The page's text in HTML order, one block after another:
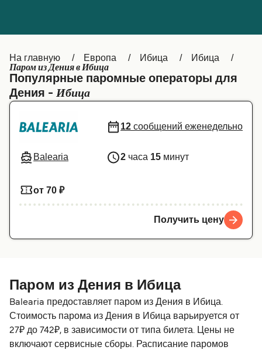
Italia Canada (FR)
Canada België (NL)
Ελλάδα Belgique (FR)
Polska Deutschland
На главную Европа Ибица Ибица
Паром из Дения в Ибица
Популярные паромные операторы для
Дения - Ибица
Balearia
12 сообщений еженедельно
2 часа 15 минут
от 70 ₽
Получить цену
Паром из Дения в Ибица
Balearia предоставляет паром из Дения в Ибица.
Стоимость парома из Дения в Ибица варьируется от
27₽ до 742₽, в зависимости от типа билета. Цены не
включают сервисные сборы. Расписание паромов